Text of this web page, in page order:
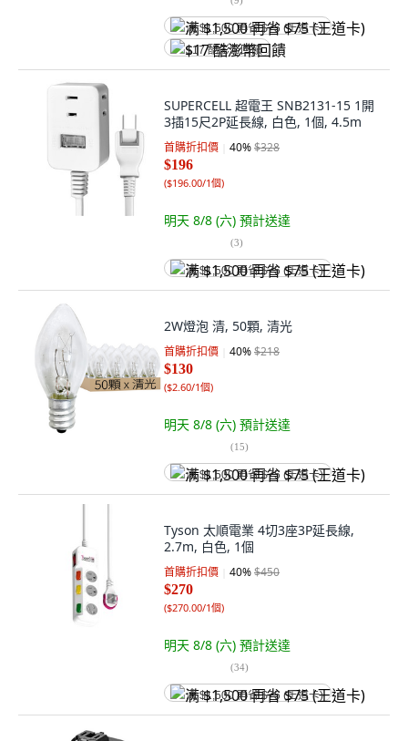
满 $1,500 再省 $75 (王道卡)
$17 酷澎幣回饋
SUPERCELL 超電王 SNB2131-15 1開
3插15尺2P延長線, 白色, 1個, 4.5m
首購折扣價 40%$328
$196
($196.00/1個)
明天 8/8 (六) 預計送達
(3)
满 $1,500 再省 $75 (王道卡)
2W燈泡 清, 50顆, 清光
首購折扣價 40%$218
$130
($2.60/1個)
明天 8/8 (六) 預計送達
(15)
满 $1,500 再省 $75 (王道卡)
Tyson 太順電業 4切3座3P延長線,
2.7m, 白色, 1個
首購折扣價 40%$450
$270
($270.00/1個)
明天 8/8 (六) 預計送達
(34)
满 $1,500 再省 $75 (王道卡)